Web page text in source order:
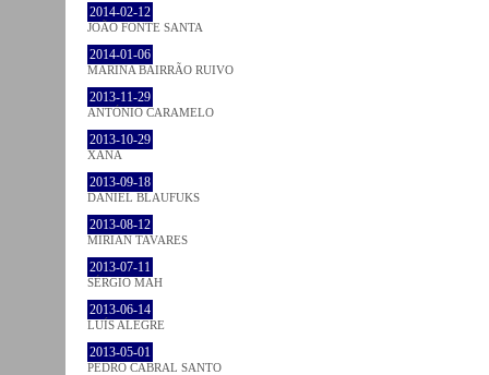
2014-02-12
JOÃO FONTE SANTA
2014-01-06
MARINA BAIRRÃO RUIVO
2013-11-29
ANTÓNIO CARAMELO
2013-10-29
XANA
2013-09-18
DANIEL BLAUFUKS
2013-08-12
MIRIAN TAVARES
2013-07-11
SÉRGIO MAH
2013-06-14
LUÍS ALEGRE
2013-05-01
PEDRO CABRAL SANTO